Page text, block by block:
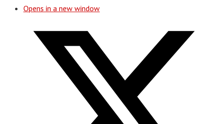
Opens in a new window